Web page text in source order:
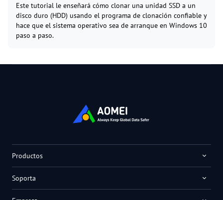
Este tutorial le enseñará cómo clonar una unidad SSD a un
disco duro (HDD) usando el programa de clonación confiable y
hace que el sistema operativo sea de arranque en Windows 10
paso a paso.
Productos
Soporta